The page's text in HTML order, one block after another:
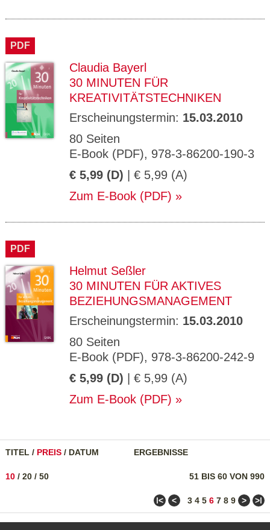
PDF
Claudia Bayerl
30 MINUTEN FÜR
KREATIVITÄTSTECHNIKEN
Erscheinungstermin: 15.03.2010
80 Seiten
E-Book (PDF), 978-3-86200-190-3
€ 5,99 (D) | € 5,99 (A)
Zum E-Book (PDF)
PDF
Helmut Seßler
30 MINUTEN FÜR AKTIVES
BEZIEHUNGSMANAGEMENT
Erscheinungstermin: 15.03.2010
80 Seiten
E-Book (PDF), 978-3-86200-242-9
€ 5,99 (D) | € 5,99 (A)
Zum E-Book (PDF)
TITEL / PREIS / DATUM ERGEBNISSE
51 BIS 60 VON 990
10 / 20 / 50
ǀ< < 3 4 5 6 7 8 9 > >ǀ